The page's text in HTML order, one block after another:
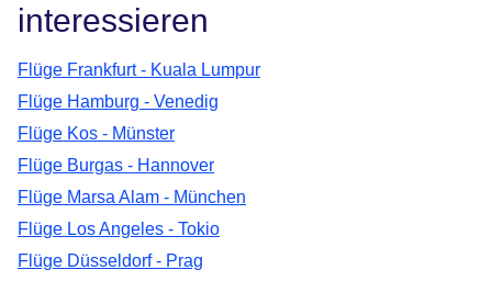
interessieren
Flüge Frankfurt - Kuala Lumpur
Flüge Hamburg - Venedig
Flüge Kos - Münster
Flüge Burgas - Hannover
Flüge Marsa Alam - München
Flüge Los Angeles - Tokio
Flüge Düsseldorf - Prag